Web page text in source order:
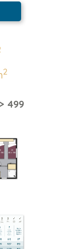
2
499